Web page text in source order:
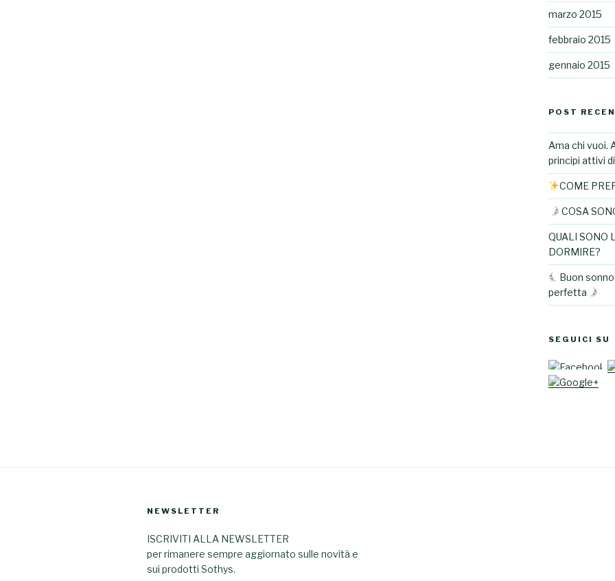
marzo 2015
febbraio 2015
gennaio 2015
POST
Ama chi vuoi.
principi attivi
COME
COSA
QUALI SONO
DORMIRE?
Buon
perfetta
SEGUICI SU
NEWSLETTER
ISCRIVITI ALLA NEWSLETTER
per rimanere sempre aggiornato sulle novità e
sui prodotti Sothys.